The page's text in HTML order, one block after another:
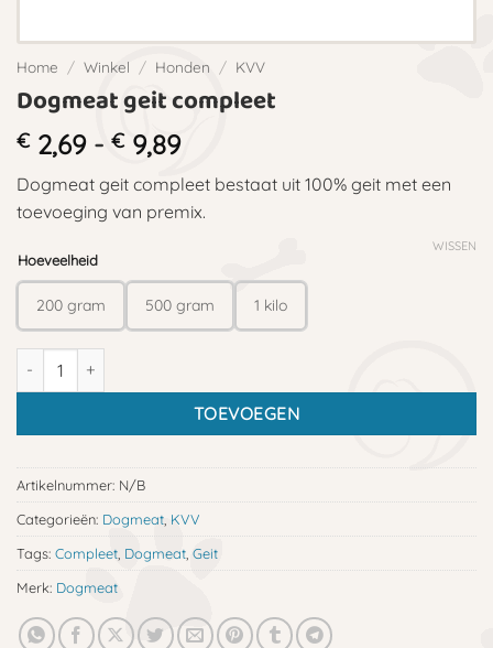
Home / Winkel / Honden / KVV
Dogmeat geit compleet
€2,69 - €9,89Prijsklasse:
€ 2,69
tot
€ 9,89
Dogmeat geit compleet bestaat uit 100% geit met een
toevoeging van premix.
Hoeveelheid
200 gram 500 gram 1 kilo
WISSEN
TOEVOEGEN
Artikelnummer: N/B
Categorieën: Dogmeat KVV
Tags: Compleet Dogmeat Geit
Merk: Dogmeat